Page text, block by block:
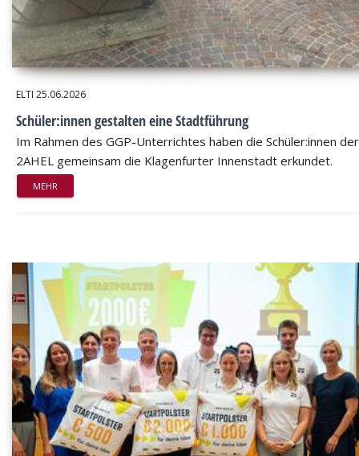
ELTI 25.06.2026
Schüler:innen gestalten eine Stadtführung
Im Rahmen des GGP-Unterrichtes haben die Schüler:innen der
2AHEL gemeinsam die Klagenfurter Innenstadt erkundet.
MEHR